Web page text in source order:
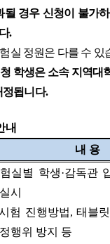
될 경우 신청이 불가
.
실 정원은 다를 수 있
학생은 소속 지역대
정됩니다.
내
내 용
실별 학생·감독관
실시
험 진행방법,태블릿
정행위 방지 등